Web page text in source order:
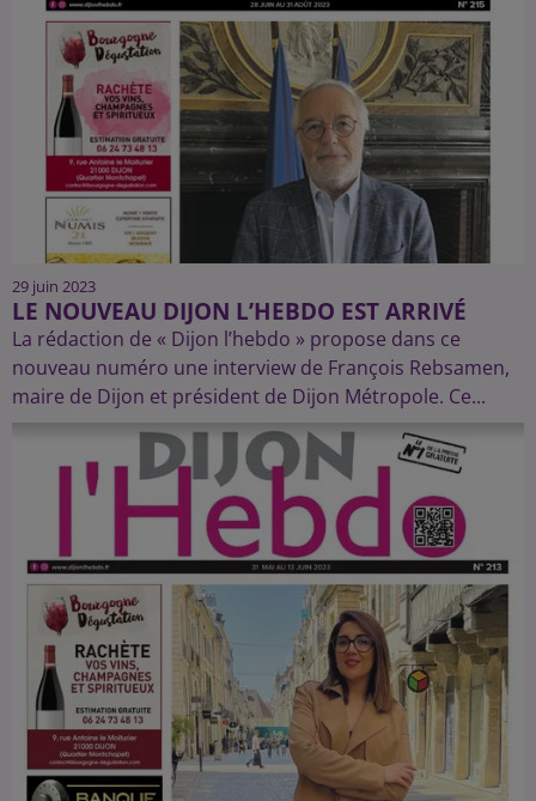
29 juin 2023
LE NOUVEAU DIJON L’HEBDO EST ARRIVÉ
La rédaction de « Dijon l’hebdo » propose dans ce
nouveau numéro une interview de François Rebsamen,
maire de Dijon et président de Dijon Métropole. Ce...